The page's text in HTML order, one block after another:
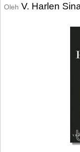
Oleh V. Harlen